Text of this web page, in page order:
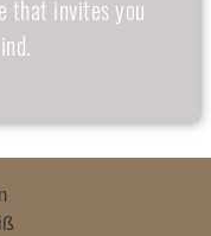
that invites you